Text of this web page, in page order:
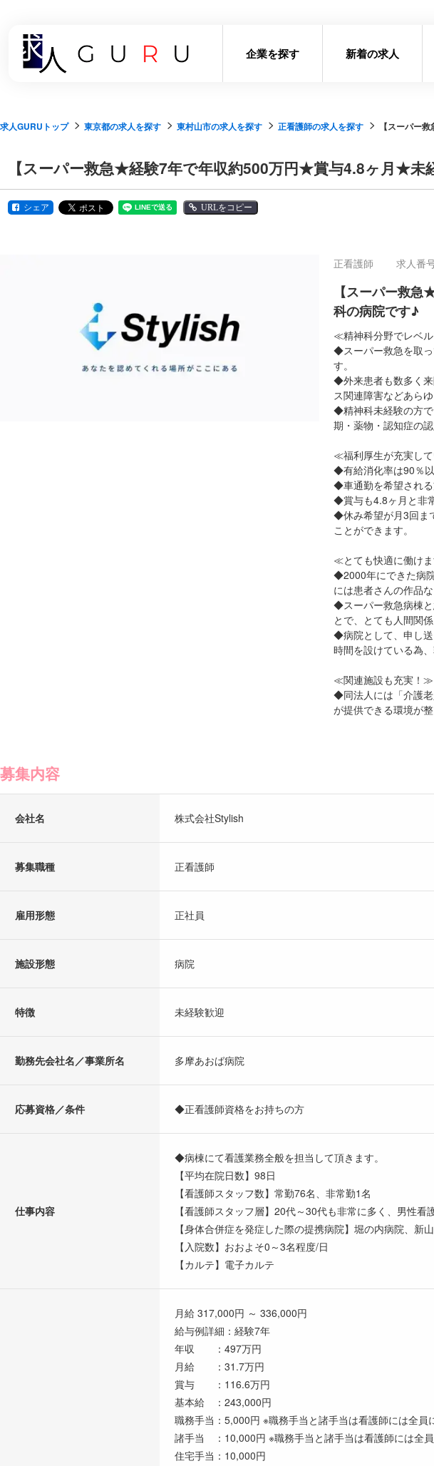
企業を探す 新着の求人
求人GURUトップ 東京都の求人を探す 東村山市の求人を探す 正看護師の求人を探す 【スーパー
【スーパー救急★経験7年で年収約500万円★賞与4.8ヶ月★
シェア URLをコピー
正看護師 求人番
【スーパー救
科の病院です♪
≪精神科分野でレベ
◆スーパー救急を取っ
す。
◆外来患者も数多く
ス関連障害などあら
◆精神科未経験の方
期・薬物・認知症の
≪福利厚生が充実し
◆有給消化率は90％以
◆車通勤を希望される
◆賞与も4.8ヶ月と非
◆休み希望が月3回ま
ことができます。
≪とても快適に働け
◆2000年にできた病
には患者さんの作品
◆スーパー救急病棟と
とで、とても人間関
◆病院として、申し
時間を設けている為
≪関連施設も充実！≫
◆同法人には「介護
が提供できる環境が整
募集内容
会社名 株式会社Stylish
募集職種 正看護師
雇用形態 正社員
施設形態 病院
特徴 未経験歓迎
勤務先会社名／事業所名 多摩あおば病院
応募資格／条件 ◆正看護師資格をお持ちの方
仕事内容
◆病棟にて看護業務全般を担当して頂きます。
【平均在院日数】98日
【看護師スタッフ数】常勤76名、非常勤1名
【看護師スタッフ層】20代～30代も非常に多く、男性看
【身体合併症を発症した際の提携病院】堀の内病院、新
【入院数】おおよそ0～3名程度/日
【カルテ】電子カルテ
月給 317,000円 ～ 336,000円
給与例詳細：経験7年
年収 ：497万円
月給 ：31.7万円
賞与 ：116.6万円
基本給 ：243,000円
職務手当：5,000円 ※職務手当と諸手当は看護師には全員
諸手当 ：10,000円 ※職務手当と諸手当は看護師には全
住宅手当：10,000円